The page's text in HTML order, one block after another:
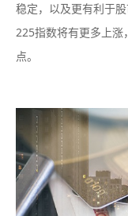
稳定，以及更有利于
225指数将有更多上涨
点。